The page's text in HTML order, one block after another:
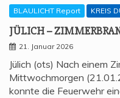
BLAULICHT Report KREIS
JÜLICH –
21. Januar 2026
Jülich (ots) Nach einem
Mittwochmorgen
konnte die Feuerwehr